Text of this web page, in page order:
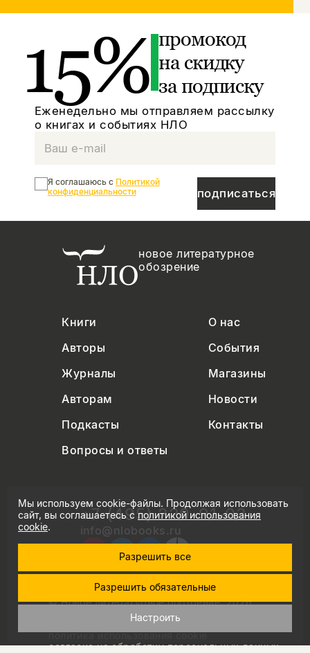
15% промокод
на скидку
за подписку
Еженедельно мы отправляем рассылку
о книгах и событиях НЛО
подписаться
Я соглашаюсь с Политикой
конфиденциальности
новое литературное
обозрение
Книги
О нас
Авторы
События
Журналы
Магазины
Авторам
Новости
Подкасты
Контакты
Вопросы и ответы
+7 (495) 229-91-03
info@nlobooks.ru
© Новое литературное обозрение. 2026
правила продажи товаров
политика в области персональных данных
политика использования cookie
согласие на обработку персональных данных
Мы используем cookie-файлы. Продолжая использовать
сайт, вы соглашаетесь сполитикой использования
cookie.
Разрешить все
Разрешить обязательные
Настроить